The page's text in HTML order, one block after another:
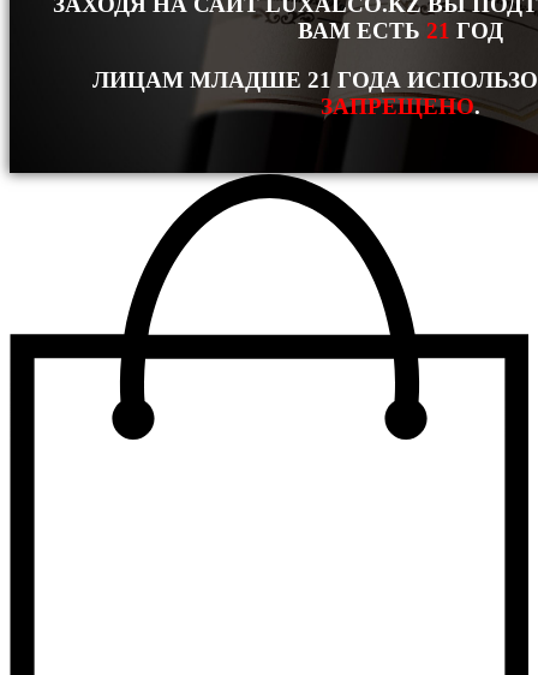
ВАМ ЕСТЬ 21 ГОД
ЛИЦАМ МЛАДШЕ 21 ГОДА
ЗАПРЕЩЕНО.